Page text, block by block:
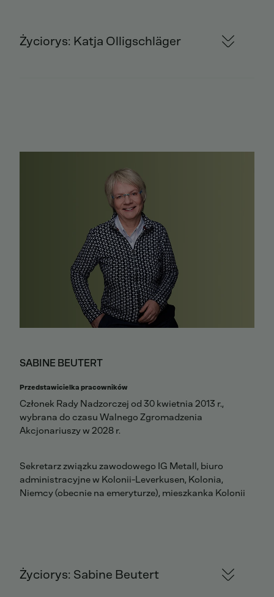
Życiorys: Katja Olligschläger
SABINE BEUTERT
Przedstawicielka pracowników
Członek Rady Nadzorczej od 30 kwietnia 2013 r.,
wybrana do czasu Walnego Zgromadzenia
Akcjonariuszy w 2028 r.
Sekretarz związku zawodowego IG Metall, biuro
administracyjne w Kolonii-Leverkusen, Kolonia,
Niemcy (obecnie na emeryturze), mieszkanka Kolonii
Życiorys: Sabine Beutert